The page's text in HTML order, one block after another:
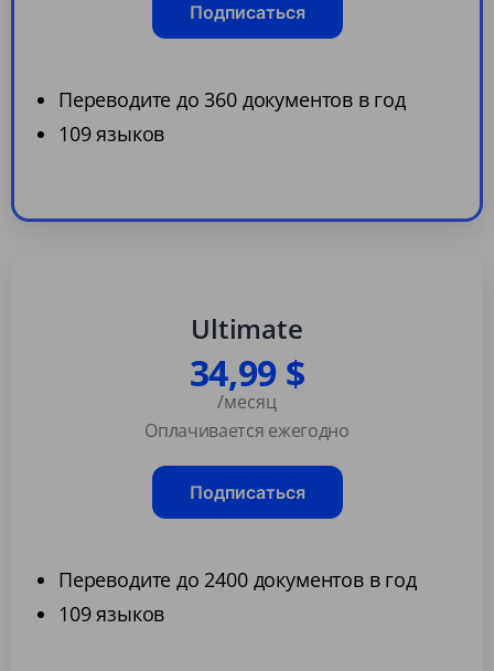
Подписаться
Переводите до 360 документов в год
109 языков
Ultimate
34,99 $
/месяц
Оплачивается ежегодно
Подписаться
Переводите до 2400 документов в год
109 языков